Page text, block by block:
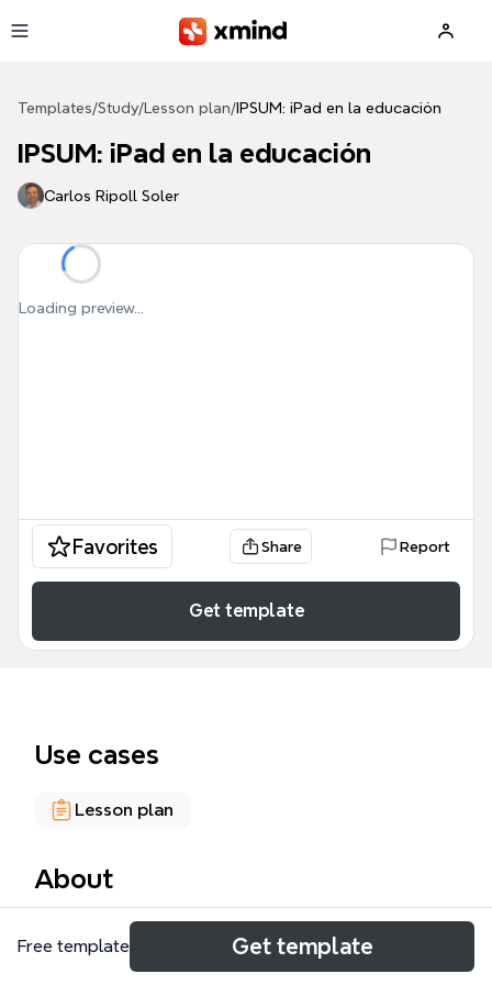
Templates/Study/ Lesson plan/ IPSUM: iPad en la educación
IPSUM: iPad en la educación
Carlos Ripoll Soler
Loading preview...
Favorites Share Report
Get template
Use cases
Lesson plan
About
El template 'IPSUM: iPad en la educación' es un
mapa mental de 244 nodos diseñado para
Free template Get template